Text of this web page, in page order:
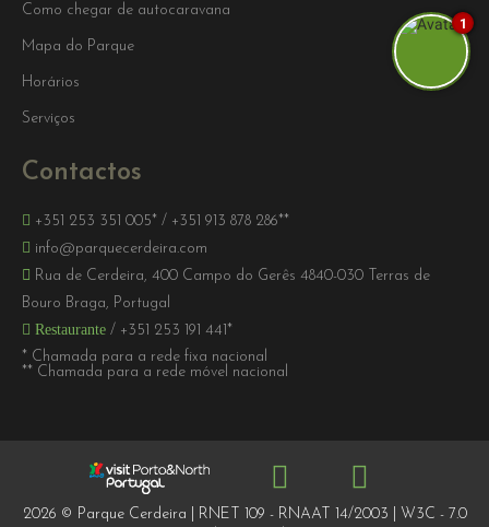
Como chegar de autocaravana
Mapa do Parque
Horários
Serviços
Contactos
+351 253 351 005* / +351 913 878 286**
info@parquecerdeira.com
Rua de Cerdeira, 400 Campo do Gerês 4840-030 Terras de
Bouro Braga, Portugal
Restaurante / +351 253 191 441*
* Chamada para a rede fixa nacional
** Chamada para a rede móvel nacional
2026 © Parque Cerdeira | RNET 109 - RNAAT 14/2003 | W3C - 7.0
1